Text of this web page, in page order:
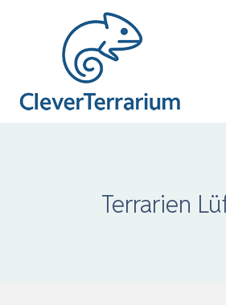
Terrarien